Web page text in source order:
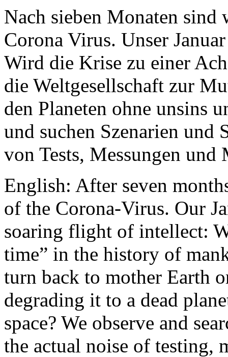
Nach sieben Monaten
Corona Virus. Unser
Wird die Krise zu einer
die Weltgesellschaft zur
den Planeten ohne unsins
und suchen Szenarien und
von Tests, Messungen und
English: After seven
of the Corona-Virus. Our
soaring flight of intellect:
time” in the history of
turn back to mother Earth
degrading it to a dead
space? We observe and
the actual noise of testing,